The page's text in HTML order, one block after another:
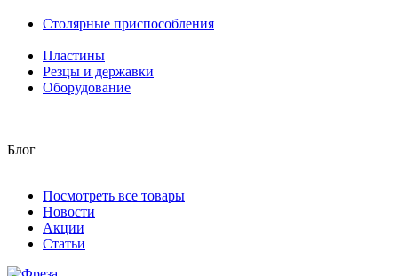
Столярные приспособления
Пластины
Резцы и державки
Оборудование
Блог
Посмотреть все товары
Новости
Акции
Статьи